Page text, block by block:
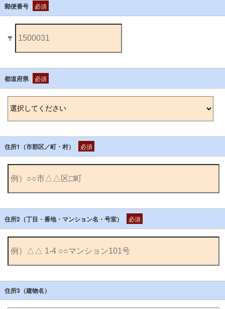
郵便番号 必須
〒
都道府県 必須
住所1（市郡区／町・村） 必須
住所2（丁目・番地・マンション名・号室） 必須
住所3（建物名）